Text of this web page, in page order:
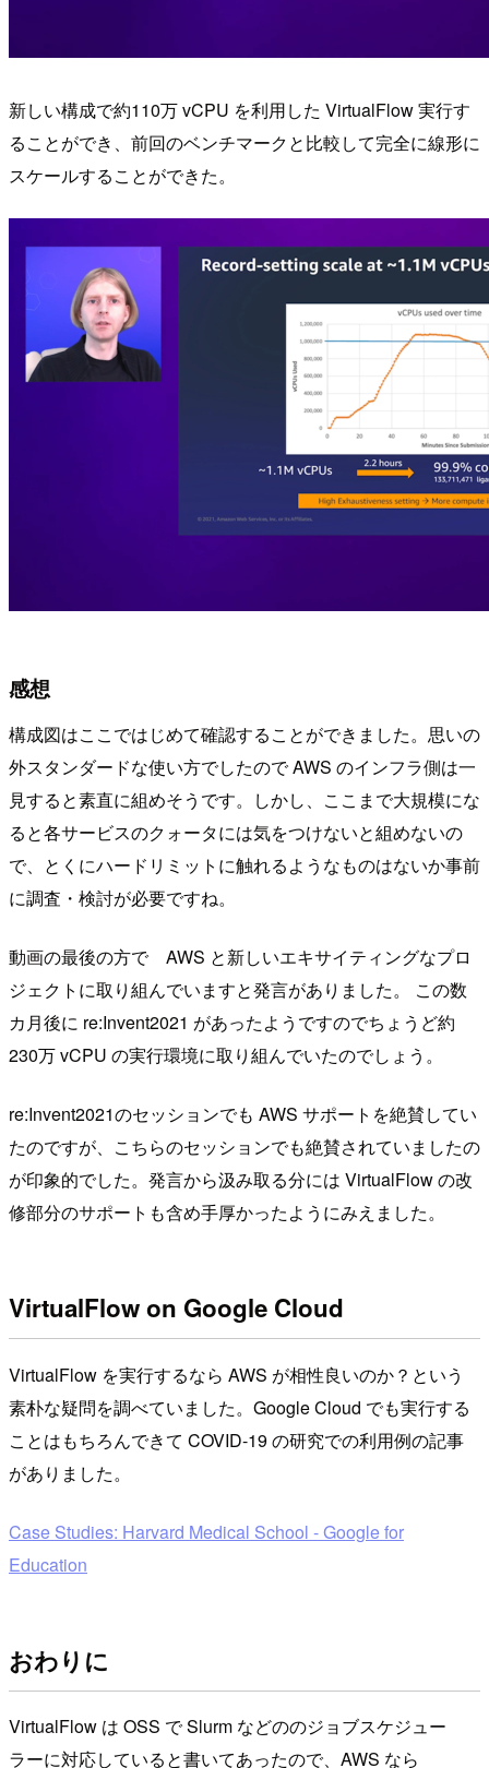
新しい構成で約110万 vCPU を利用した VirtualFlow 実行す
ることができ、前回のベンチマークと比較して完全に線形に
スケールすることができた。
感想
構成図はここではじめて確認することができました。思いの
外スタンダードな使い方でしたので AWS のインフラ側は一
見すると素直に組めそうです。しかし、ここまで大規模にな
ると各サービスのクォータには気をつけないと組めないの
で、とくにハードリミットに触れるようなものはないか事前
に調査・検討が必要ですね。
動画の最後の方で AWS と新しいエキサイティングなプロ
ジェクトに取り組んでいますと発言がありました。 この数
カ月後に re:Invent2021 があったようですのでちょうど約
230万 vCPU の実行環境に取り組んでいたのでしょう。
re:Invent2021のセッションでも AWS サポートを絶賛してい
たのですが、こちらのセッションでも絶賛されていましたの
が印象的でした。発言から汲み取る分には VirtualFlow の改
修部分のサポートも含め手厚かったようにみえました。
VirtualFlow on Google Cloud
VirtualFlow を実行するなら AWS が相性良いのか？という
素朴な疑問を調べていました。Google Cloud でも実行する
ことはもちろんできて COVID-19 の研究での利用例の記事
がありました。
Case Studies: Harvard Medical School - Google for
Education
おわりに
VirtualFlow は OSS で Slurm などののジョブスケジュー
ラーに対応していると書いてあったので、AWS なら